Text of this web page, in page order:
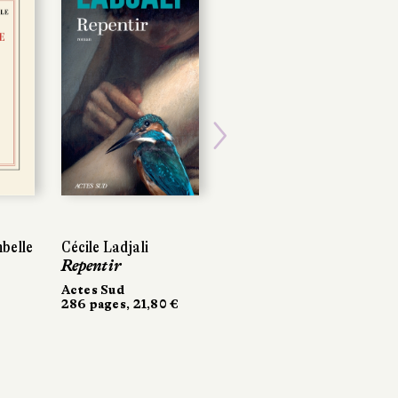
Cécile Ladjali
Repentir
Actes Sud
286 pages, 21,80 €